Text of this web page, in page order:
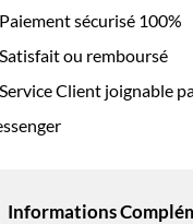
sécurisé 100%
ou remboursé
Client joignable
Informations